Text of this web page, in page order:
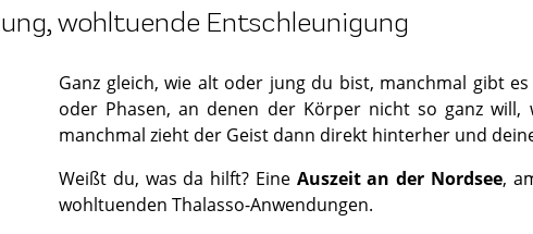
wohltuende Entschleunigung
Ganz gleich, wie alt oder jung du bist, manchmal gibt
oder Phasen, an denen der Körper nicht so ganz will,
manchmal zieht der Geist dann direkt hinterher und
Weißt du, was da hilft? Eine Auszeit an der Nordsee,
wohltuenden Thalasso-Anwendungen.